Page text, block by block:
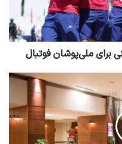
برای ملی‌پوشان فوتبال